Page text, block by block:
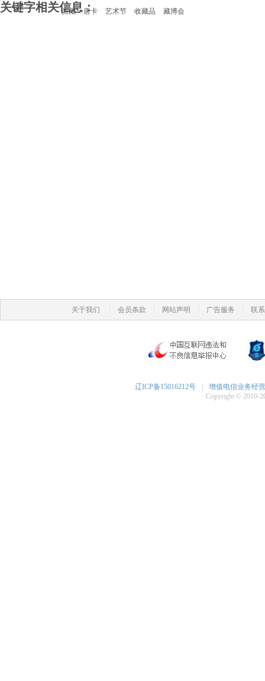
关键字相关信息：
西藏 唐卡 艺术节 收藏品 藏博会
关于我们 会员条款 网站声明 广告服务 联
辽ICP备15016212号
增值电信业务经
Copyright © 2010-